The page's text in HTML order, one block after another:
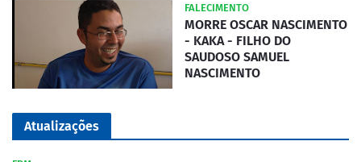
FALECIMENTO
MORRE OSCAR NASCIMENTO
- KAKA - FILHO DO
SAUDOSO SAMUEL
NASCIMENTO
Atualizações